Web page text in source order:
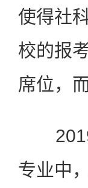
使得社
校的报
席位，
2019
专业中